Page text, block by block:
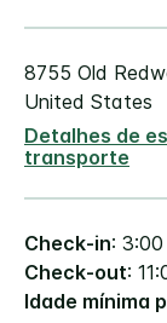
8755 Old
United States
Detalhes de
transporte
Check-in:
Check-out:
Idade mínima